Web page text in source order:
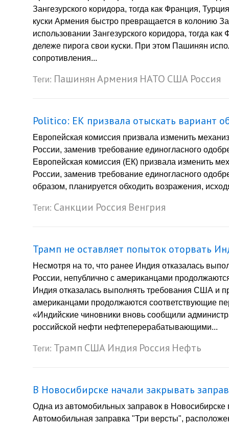
Зангезурского коридора, тогда как Франция,
куски Армения быстро превращается в колонию
использовании Зангезурского коридора, тогда
дележе пирога свои куски. При этом Пашинян
сопротивления...
Теги: ПашинянАрмения НАТО США Россия
Politico: ЕК призвала отыскать вариант
Европейская комиссия призвала изменить
России, заменив требование единогласного
Европейская комиссия (ЕК) призвала изменить
России, заменив требование единогласного
образом, планируется обходить возражения,
Теги: Санкции Россия Венгрия
Трамп не оставляет попыток оторвать
Несмотря на то, что ранее Индия отказалась
России, непублично с американцами
Индия отказалась выполнять требования США и
американцами продолжаются соответствующие
«Индийские чиновники вновь сообщили
российской нефти нефтеперерабатывающими...
Теги: Трамп США Индия Россия Нефть
В Новосибирске начали закрывать
Одна из автомобильных заправок в Новосибирске
Автомобильная заправка "Три версты",